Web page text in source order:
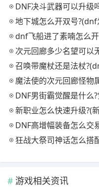
DNF决斗武器可以升级吗
地下城怎么开双号
dnf飞船进了素喃怎么开第三个
次元回廊多少名望可以
召唤带魔杖还是法杖?(dnf
魔法使的次元回廊怪物
DNF男街霸觉醒是什么?觉醒技能叫什
新职业怎么快速升级?(新
DNF高增幅装备怎么交易
狂战大祭司神话怎么搭配?(狂
游戏相关资讯